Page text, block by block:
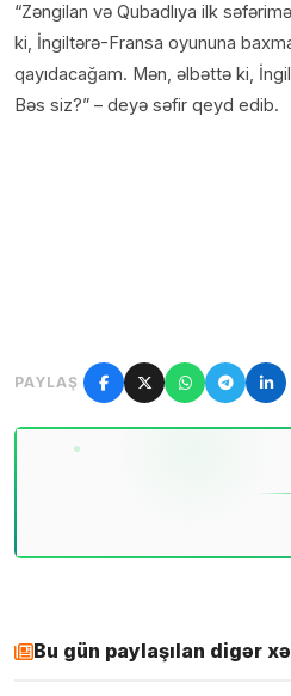
“Zəngilan və Qubadlıya ilk
ki, İngiltərə-Fransa oyununa
qayıdacağam. Mən, əlbəttə ki,
Bəs siz?” – deyə səfir qeyd edib.
PAYLAŞ
Bu gün paylaşılan digər